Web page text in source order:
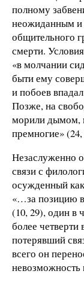
полному
неожиданным и
общительного
смерти.
«в молчании
быти ему
и побоев
Позже, на
морили дымом,
премногие» (24,
Незаслуженно
связи с
осужденный
«…за позицию в
(10, 29), один в
более
потерявший
всего он